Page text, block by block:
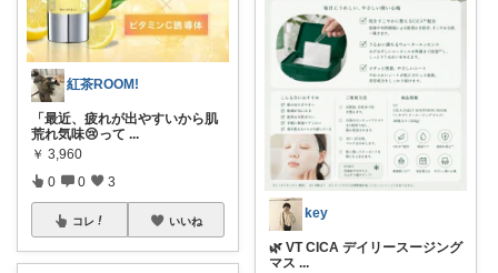
紅茶ROOM!
「最近、疲れが出やすいから肌
荒れ気味😢って ...
￥ 3,960
0 0 3
コレ いいね key
🌿 VT CICA デイリースージング
マス ...